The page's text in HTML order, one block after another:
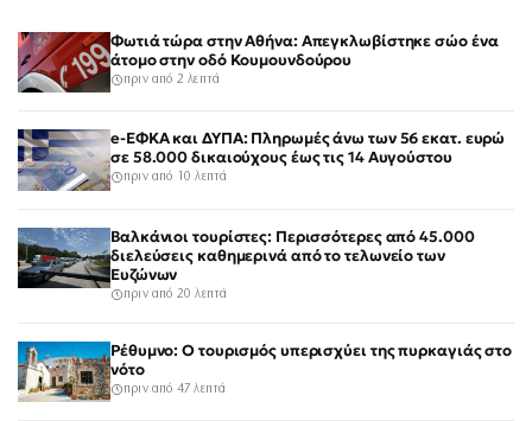
Φωτιά τώρα στην Αθήνα: Απεγκλωβίστηκε σώο ένα
άτομο στην οδό Κουμουνδούρου
πριν από 2 λεπτά
e-ΕΦΚΑ και ΔΥΠΑ: Πληρωμές άνω των 56 εκατ. ευρώ
σε 58.000 δικαιούχους έως τις 14 Αυγούστου
πριν από 10 λεπτά
Βαλκάνιοι τουρίστες: Περισσότερες από 45.000
διελεύσεις καθημερινά από το τελωνείο των
Ευζώνων
πριν από 20 λεπτά
Ρέθυμνο: Ο τουρισμός υπερισχύει της πυρκαγιάς στο
νότο
πριν από 47 λεπτά